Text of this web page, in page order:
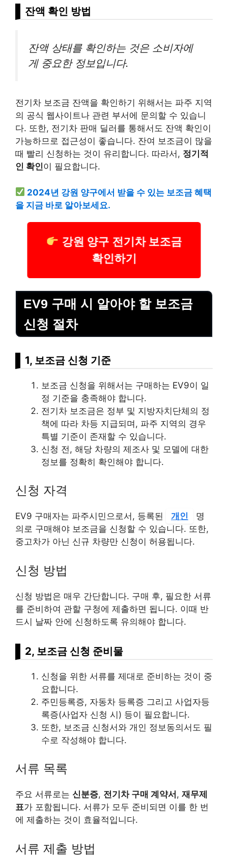
잔액 확인 방법
잔액 상태를 확인하는 것은 소비자에
게 중요한 정보입니다.
전기차 보조금 잔액을 확인하기 위해서는 파주 지역
의 공식 웹사이트나 관련 부서에 문의할 수 있습니
다. 또한, 전기차 판매 딜러를 통해서도 잔액 확인이
가능하므로 접근성이 좋습니다. 잔여 보조금이 많을
때 빨리 신청하는 것이 유리합니다. 따라서, 정기적
인 확인이 필요합니다.
2024년 강원 양구에서 받을 수 있는 보조금 혜택
을 지금 바로 알아보세요.
강원 양구 전기차 보조금
확인하기
EV9 구매 시 알아야 할 보조금
신청 절차
1, 보조금 신청 기준
보조금 신청을 위해서는 구매하는 EV9이 일
정 기준을 충족해야 합니다.
전기차 보조금은 정부 및 지방자치단체의 정
책에 따라 차등 지급되며, 파주 지역의 경우
특별 기준이 존재할 수 있습니다.
신청 전, 해당 차량의 제조사 및 모델에 대한
정보를 정확히 확인해야 합니다.
신청 자격
EV9 구매자는 파주시민으로서, 등록된 개인
명
의로 구매해야 보조금을 신청할 수 있습니다. 또한,
중고차가 아닌 신규 차량만 신청이 허용됩니다.
신청 방법
신청 방법은 매우 간단합니다. 구매 후, 필요한 서류
를 준비하여 관할 구청에 제출하면 됩니다. 이때 반
드시 날짜 안에 신청하도록 유의해야 합니다.
2, 보조금 신청 준비물
신청을 위한 서류를 제대로 준비하는 것이 중
요합니다.
주민등록증, 자동차 등록증 그리고 사업자등
록증(사업자 신청 시) 등이 필요합니다.
또한, 보조금 신청서와 개인 정보동의서도 필
수로 작성해야 합니다.
서류 목록
주요 서류로는 신분증, 전기차 구매 계약서 , 재무제
표가 포함됩니다. 서류가 모두 준비되면 이를 한 번
에 제출하는 것이 효율적입니다.
서류 제출 방법